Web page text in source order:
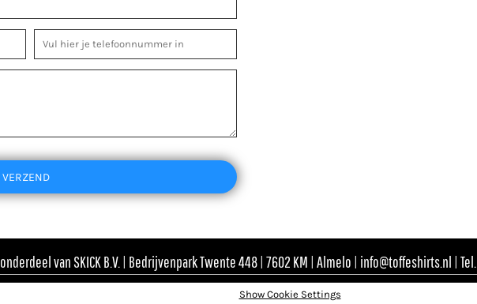
VERZEND
onderdeel van SKICK B.V. | Bedrijvenpark Twente 448 | 7602 KM | Almelo | info@toffeshirts.nl |
Show Cookie Settings